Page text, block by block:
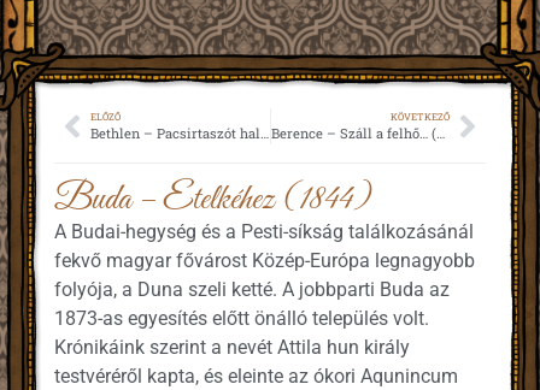
ELŐZŐ
Bethlen – Pacsirtaszót hallok megint (1849)
KÖVETKEZŐ
Berence – Száll a felhő… (1846)
Buda – Etelkéhez (1844)
A Budai-hegység és a Pesti-síkság találkozásánál
fekvő magyar fővárost Közép-Európa legnagyobb
folyója, a Duna szeli ketté. A jobbparti Buda az
1873-as egyesítés előtt önálló település volt.
Krónikáink szerint a nevét Attila hun király
testvéréről kapta, és eleinte az ókori Aqunincum